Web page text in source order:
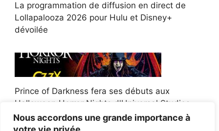
Nous accordons une grande importance à
La programmation de diffusion en direct de
Lollapalooza 2026 pour Hulu et Disney+
dévoilée
Prince of Darkness fera ses débuts aux
Halloween Horror Nights d'Universal Studios